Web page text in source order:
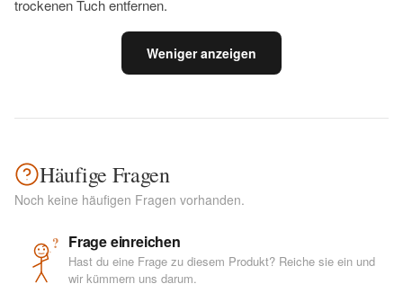
trockenen Tuch entfernen.
Weniger anzeigen
Häufige Fragen
Noch keine häufigen Fragen vorhanden.
? Frage einreichen
Hast du eine Frage zu diesem Produkt? Reiche sie ein und
wir kümmern uns darum.